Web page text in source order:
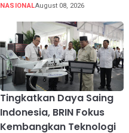
NASIONALAugust 08, 2026
Tingkatkan Daya Saing
Indonesia, BRIN Fokus
Kembangkan Teknologi